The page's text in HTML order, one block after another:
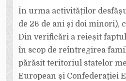
În urma activităților
de 26 de ani și doi minori),
Din verificări a reieșit
în scop de reîntregirea
părăsit teritoriul statelor
European şi Confederaţiei